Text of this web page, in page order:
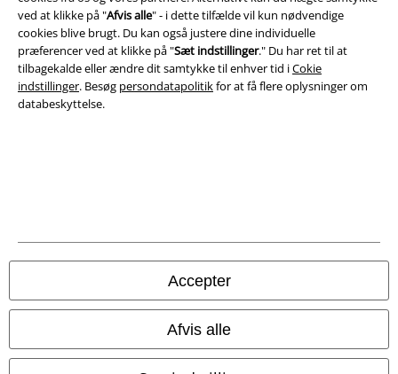
ved at klikke på "Afvis alle" - i dette tilfælde vil kun nødvendige
cookies blive brugt. Du kan også justere dine individuelle
præferencer ved at klikke på "Sæt indstillinger." Du har ret til at
tilbagekalde eller ændre dit samtykke til enhver tid iCokie
indstillinger. Besøg persondatapolitikfor at få flere oplysninger om
databeskyttelse.
Accepter
Afvis alle
Om EMP Danmark
Persondatapolitik
© 1986-2026 E.M.P. Merchandising HGmbH